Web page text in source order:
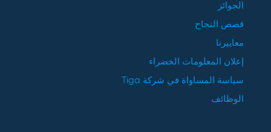
الجوائز
قصص النجاح
معاييرنا
إعلان المعلومات الخضراء
سياسة المساواة في شركة Tiga
الوظائف